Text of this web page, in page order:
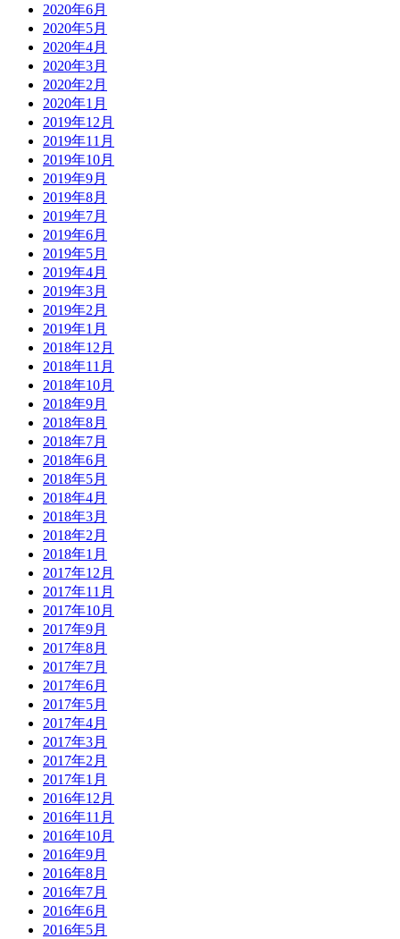
2020年6月
2020年5月
2020年4月
2020年3月
2020年2月
2020年1月
2019年12月
2019年11月
2019年10月
2019年9月
2019年8月
2019年7月
2019年6月
2019年5月
2019年4月
2019年3月
2019年2月
2019年1月
2018年12月
2018年11月
2018年10月
2018年9月
2018年8月
2018年7月
2018年6月
2018年5月
2018年4月
2018年3月
2018年2月
2018年1月
2017年12月
2017年11月
2017年10月
2017年9月
2017年8月
2017年7月
2017年6月
2017年5月
2017年4月
2017年3月
2017年2月
2017年1月
2016年12月
2016年11月
2016年10月
2016年9月
2016年8月
2016年7月
2016年6月
2016年5月